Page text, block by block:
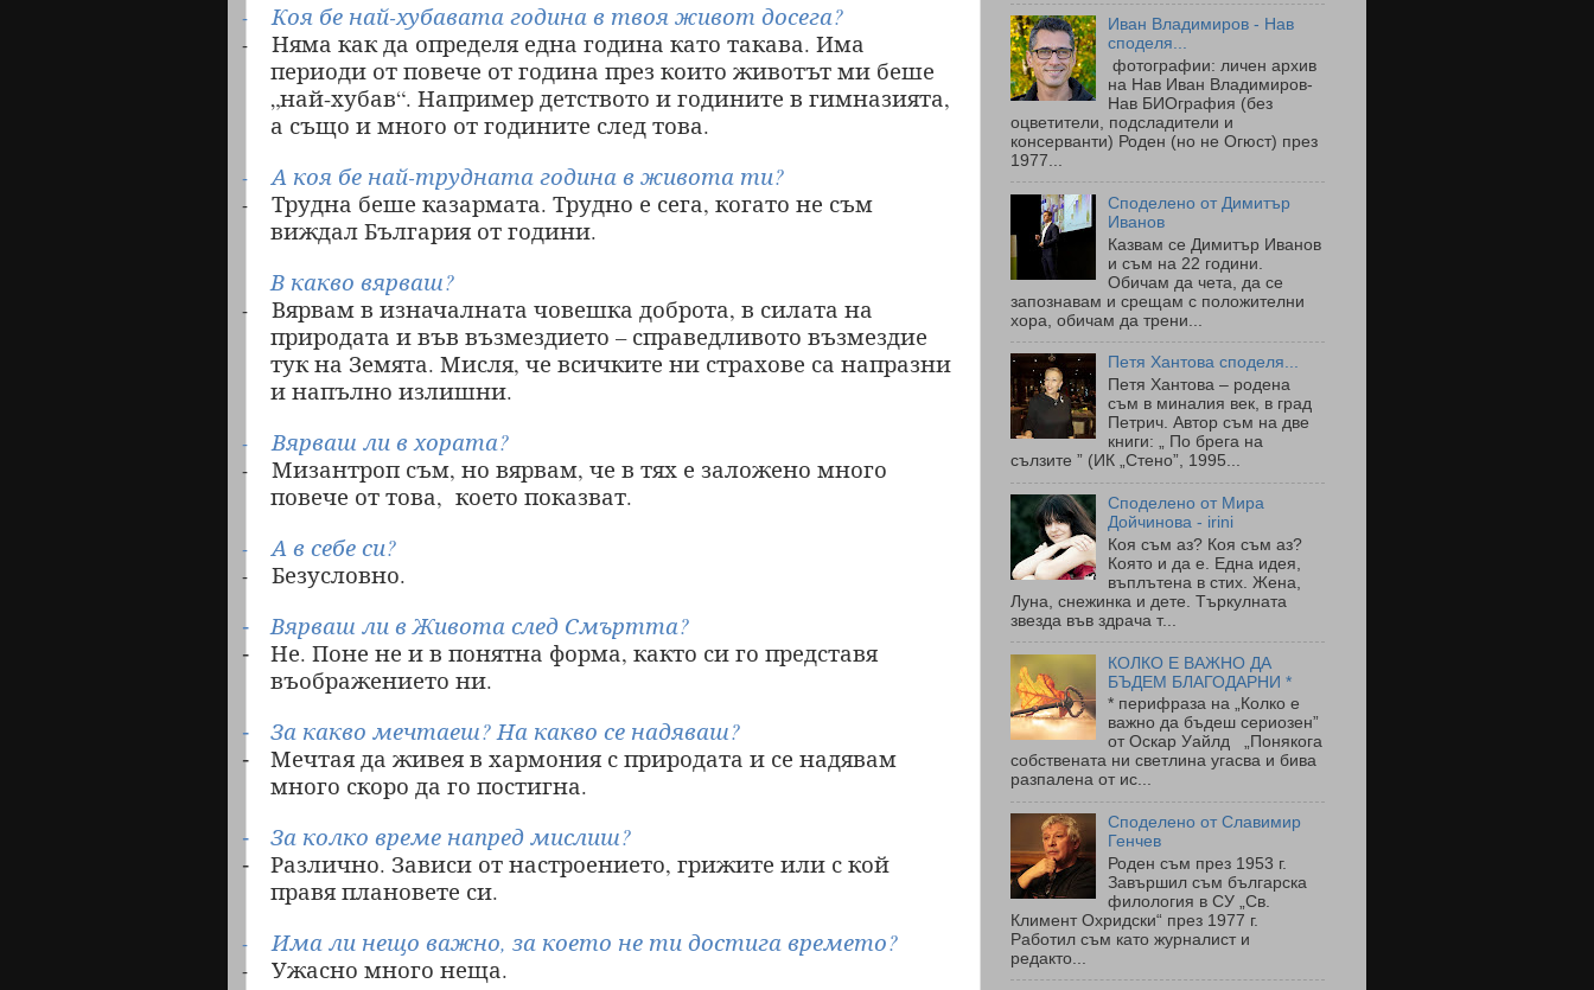
- Коя бе най-хубавата година в твоя живот досега?
-
Няма как да определя една година като такава. Има
периоди от повече от година през които животът ми беше
„най-хубав“. Например детството и годините в гимназията,
а също и много от годините след това.
- А коя бе най-трудната година в живота ти?
-
Трудна беше казармата. Трудно е сега, когато не съм
виждал България от години.
В какво вярваш?
-
Вярвам в изначалната човешка доброта, в силата на
природата и във възмездието – справедливото възмездие
тук на Земята. Мисля, че всичките ни страхове са напразни
и напълно излишни.
- Вярваш ли в хората?
-
Мизантроп съм, но вярвам, че в тях е заложено много
повече от това, което показват.
- А в себе си?
- Безусловно.
- Вярваш ли в Живота след Смъртта?
-
Не. Поне не и в понятна форма, както си го представя
въображението ни.
- За какво мечтаеш? На какво се надяваш?
-
Мечтая да живея в хармония с природата и се надявам
много скоро да го постигна.
- За колко време напред мислиш?
-
Различно. Зависи от настроението, грижите или с кой
правя плановете си.
- Има ли нещо важно, за което не ти достига времето?
- Ужасно много неща.
Иван Владимиров - Нав
споделя...
фотографии: личен архив
на Нав Иван Владимиров-
Нав БИОграфия (без
оцветители, подсладители и
консерванти) Роден (но не Огюст) през
1977...
Споделено от Димитър
Иванов
Казвам се Димитър Иванов
и съм на 22 години.
Обичам да чета, да се
запознавам и срещам с положителни
хора, обичам да трени...
Петя Хантова споделя...
Петя Хантова – родена
съм в миналия век, в град
Петрич. Автор съм на две
книги: „ По брега на
сълзите ” (ИК „Стено”, 1995...
Споделено от Мира
Дойчинова - irini
Коя съм аз? Коя съм аз?
Която и да е. Една идея,
въплътена в стих. Жена,
Луна, снежинка и дете. Търкулната
звезда във здрача т...
КОЛКО Е ВАЖНО ДА
БЪДЕМ БЛАГОДАРНИ *
* перифраза на „Колко е
важно да бъдеш сериозен”
от Оскар Уайлд „Понякога
собствената ни светлина угасва и бива
разпалена от ис...
Споделено от Славимир
Генчев
Роден съм през 1953 г.
Завършил съм българска
филология в СУ „Св.
Климент Охридски“ през 1977 г.
Работил съм като журналист и
редакто...